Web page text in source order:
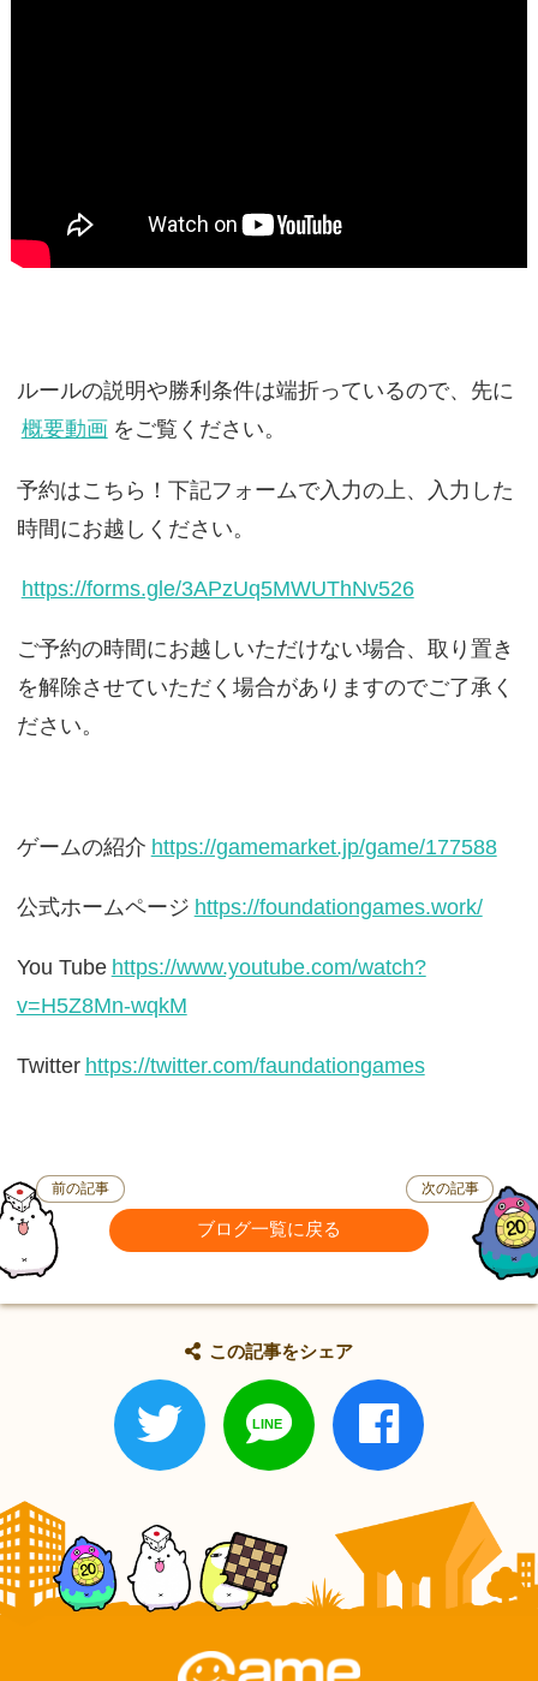
ルールの説明や勝利条件は端折っているので、先に
概要動画 をご覧ください。
予約はこちら！下記フォームで入力の上、入力した
時間にお越しください。
https://forms.gle/3APzUq5MWUThNv526
ご予約の時間にお越しいただけない場合、取り置き
を解除させていただく場合がありますのでご了承く
ださい。
ゲームの紹介 https://gamemarket.jp/game/177588
公式ホームページ https://foundationgames.work/
You Tube https://www.youtube.com/watch?
v=H5Z8Mn-wqkM
Twitter https://twitter.com/faundationgames
前の記事
ブログ一覧に戻る
次の記事
この記事をシェア